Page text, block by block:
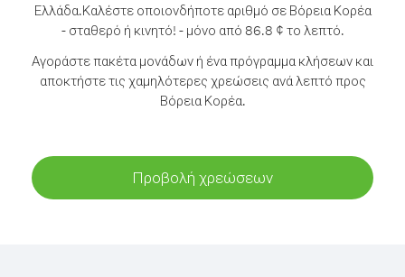
Ελλάδα.Καλέστε οποιονδήποτε αριθμό σε Βόρεια Κορέα
- σταθερό ή κινητό! - μόνο από 86.8 ¢ το λεπτό.
Αγοράστε πακέτα μονάδων ή ένα πρόγραμμα κλήσεων και
αποκτήστε τις χαμηλότερες χρεώσεις ανά λεπτό προς
Βόρεια Κορέα.
Προβολή χρεώσεων